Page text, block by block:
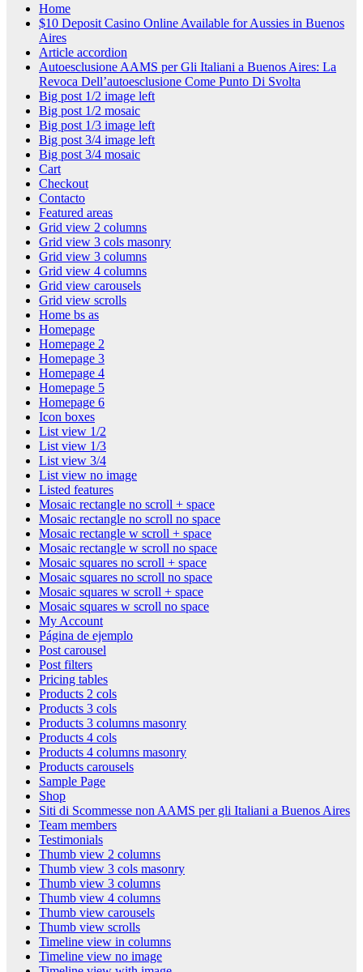
Home
$10 Deposit Casino Online Available for Aussies in Buenos
Aires
Article accordion
Autoesclusione AAMS per Gli Italiani a Buenos Aires: La
Revoca Dell’autoesclusione Come Punto Di Svolta
Big post 1/2 image left
Big post 1/2 mosaic
Big post 1/3 image left
Big post 3/4 image left
Big post 3/4 mosaic
Cart
Checkout
Contacto
Featured areas
Grid view 2 columns
Grid view 3 cols masonry
Grid view 3 columns
Grid view 4 columns
Grid view carousels
Grid view scrolls
Home bs as
Homepage
Homepage 2
Homepage 3
Homepage 4
Homepage 5
Homepage 6
Icon boxes
List view 1/2
List view 1/3
List view 3/4
List view no image
Listed features
Mosaic rectangle no scroll + space
Mosaic rectangle no scroll no space
Mosaic rectangle w scroll + space
Mosaic rectangle w scroll no space
Mosaic squares no scroll + space
Mosaic squares no scroll no space
Mosaic squares w scroll + space
Mosaic squares w scroll no space
My Account
Página de ejemplo
Post carousel
Post filters
Pricing tables
Products 2 cols
Products 3 cols
Products 3 columns masonry
Products 4 cols
Products 4 columns masonry
Products carousels
Sample Page
Shop
Siti di Scommesse non AAMS per gli Italiani a Buenos Aires
Team members
Testimonials
Thumb view 2 columns
Thumb view 3 cols masonry
Thumb view 3 columns
Thumb view 4 columns
Thumb view carousels
Thumb view scrolls
Timeline view in columns
Timeline view no image